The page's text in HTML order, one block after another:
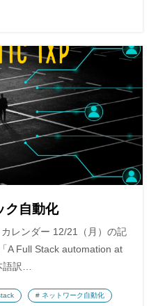
ク自動化
レンダー 12/21（月）の記
A Full Stack automation at
語訳…
ネットワーク自動化